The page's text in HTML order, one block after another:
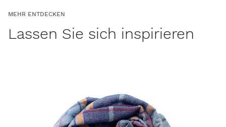
MEHR ENTDECKEN
Lassen Sie sich inspirieren